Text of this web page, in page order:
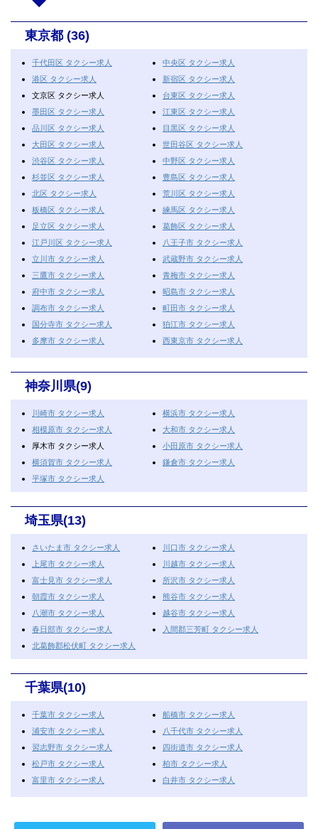
東京都 (36)
千代田区 タクシー求人
中央区 タクシー求人
港区 タクシー求人
新宿区 タクシー求人
文京区 タクシー求人
台東区 タクシー求人
墨田区 タクシー求人
江東区 タクシー求人
品川区 タクシー求人
目黒区 タクシー求人
大田区 タクシー求人
世田谷区 タクシー求人
渋谷区 タクシー求人
中野区 タクシー求人
杉並区 タクシー求人
豊島区 タクシー求人
北区 タクシー求人
荒川区 タクシー求人
板橋区 タクシー求人
練馬区 タクシー求人
足立区 タクシー求人
葛飾区 タクシー求人
江戸川区 タクシー求人
八王子市 タクシー求人
立川市 タクシー求人
武蔵野市 タクシー求人
三鷹市 タクシー求人
青梅市 タクシー求人
府中市 タクシー求人
昭島市 タクシー求人
調布市 タクシー求人
町田市 タクシー求人
国分寺市 タクシー求人
狛江市 タクシー求人
多摩市 タクシー求人
西東京市 タクシー求人
神奈川県(9)
川崎市 タクシー求人
横浜市 タクシー求人
相模原市 タクシー求人
大和市 タクシー求人
厚木市 タクシー求人
小田原市 タクシー求人
横須賀市 タクシー求人
鎌倉市 タクシー求人
平塚市 タクシー求人
埼玉県(13)
さいたま市 タクシー求人
川口市 タクシー求人
上尾市 タクシー求人
川越市 タクシー求人
富士見市 タクシー求人
所沢市 タクシー求人
朝霞市 タクシー求人
熊谷市 タクシー求人
八潮市 タクシー求人
越谷市 タクシー求人
春日部市 タクシー求人
入間郡三芳町 タクシー求人
北葛飾郡松伏町 タクシー求人
千葉県(10)
千葉市 タクシー求人
船橋市 タクシー求人
浦安市 タクシー求人
八千代市 タクシー求人
習志野市 タクシー求人
四街道市 タクシー求人
松戸市 タクシー求人
柏市 タクシー求人
富里市 タクシー求人
白井市 タクシー求人